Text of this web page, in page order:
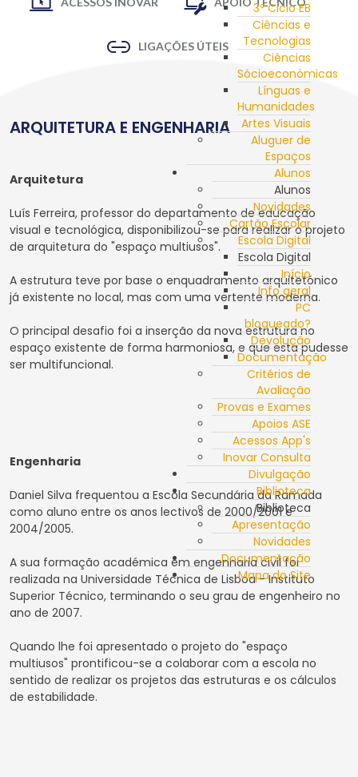
3º Ciclo EB
Ciências e
Tecnologias
Ciências
Sócioeconómicas
Línguas e
Humanidades
Artes Visuais
Aluguer de
Espaços
Alunos
Alunos
Novidades
Cartão Escolar
Escola Digital
Escola Digital
Início
Info geral
PC
bloqueado?
Devolução
Documentação
Critérios de
Avaliação
Provas e Exames
Apoios ASE
Acessos App's
Inovar Consulta
Divulgação
Biblioteca
Biblioteca
Apresentação
Novidades
Documentação
Mapa do Site
LIGAÇÕES ÚTEIS
ARQUITETURA E ENGENHARIA
Arquitetura
Luís Ferreira, professor do departamento de educação
visual e tecnológica, disponibilizou-se para realizar o projeto
de arquitetura do "espaço multiusos".
A estrutura teve por base o enquadramento arquitetónico
já existente no local, mas com uma vertente moderna.
O principal desafio foi a inserção da nova estrutura no
espaço existente de forma harmoniosa, e que esta pudesse
ser multifuncional.
Engenharia
Daniel Silva frequentou a Escola Secundária da Ramada
como aluno entre os anos lectivos de 2000/2001 e
2004/2005.
A sua formação académica em engenharia civil foi
realizada na Universidade Técnica de Lisboa - Instituto
Superior Técnico, terminando o seu grau de engenheiro no
ano de 2007.
Quando lhe foi apresentado o projeto do "espaço
multiusos" prontificou-se a colaborar com a escola no
sentido de realizar os projetos das estruturas e os cálculos
de estabilidade.